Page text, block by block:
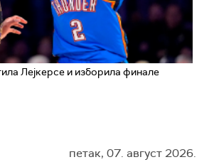
Лејкерсе и изборила финале
петак, 07. август 2026.